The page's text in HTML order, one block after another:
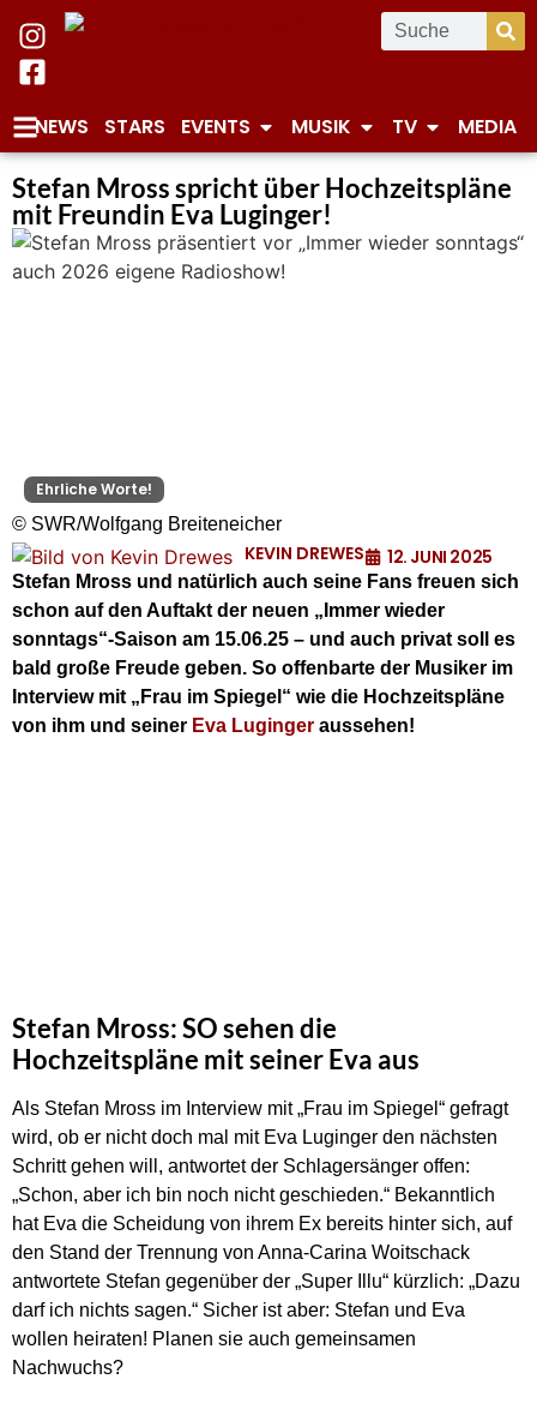
NEWS STARS EVENTS MUSIK TV MEDIA
Stefan Mross spricht über Hochzeitspläne
mit Freundin Eva Luginger!
Ehrliche Worte!
© SWR/Wolfgang Breiteneicher
KEVIN DREWES 12. JUNI 2025
Stefan Mross und natürlich auch seine Fans freuen sich
schon auf den Auftakt der neuen „Immer wieder
sonntags“-Saison am 15.06.25 – und auch privat soll es
bald große Freude geben. So offenbarte der Musiker im
Interview mit „Frau im Spiegel“ wie die Hochzeitspläne
von ihm und seiner Eva Luginger aussehen!
Stefan Mross: SO sehen die
Hochzeitspläne mit seiner Eva aus
Als Stefan Mross im Interview mit „Frau im Spiegel“ gefragt
wird, ob er nicht doch mal mit Eva Luginger den nächsten
Schritt gehen will, antwortet der Schlagersänger offen:
„Schon, aber ich bin noch nicht geschieden.“ Bekanntlich
hat Eva die Scheidung von ihrem Ex bereits hinter sich, auf
den Stand der Trennung von Anna-Carina Woitschack
antwortete Stefan gegenüber der „Super Illu“ kürzlich: „Dazu
darf ich nichts sagen.“ Sicher ist aber: Stefan und Eva
wollen heiraten! Planen sie auch gemeinsamen
Nachwuchs?